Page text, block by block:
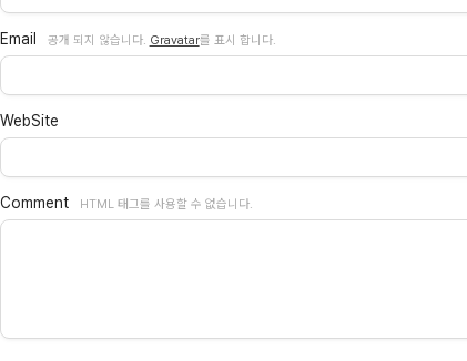
Email 공개 되지 않습니다. Gravatar를 표시 합니다.
WebSite
Comment HTML 태그를 사용할 수 없습니다.